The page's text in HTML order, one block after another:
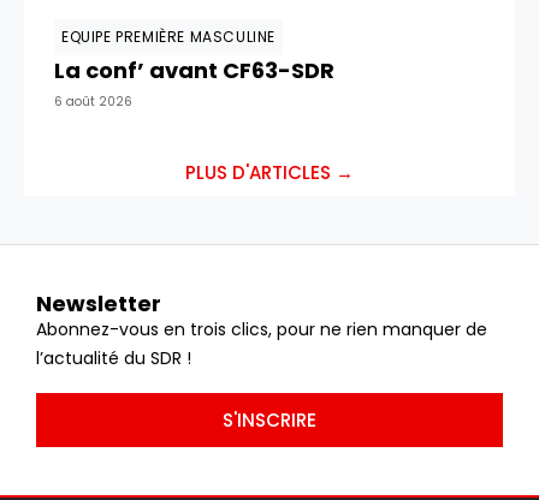
EQUIPE PREMIÈRE MASCULINE
La conf’ avant CF63-SDR
6 août 2026
PLUS D'ARTICLES →
Newsletter
Abonnez-vous en trois clics, pour ne rien manquer de
l’actualité du SDR !
S'INSCRIRE